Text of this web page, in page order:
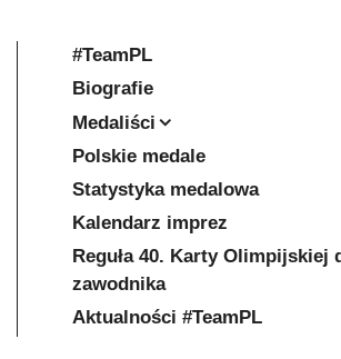
#TeamPL
Biografie
Medaliści
Polskie medale
Statystyka medalowa
Kalendarz imprez
Reguła 40. Karty Olimpijskiej
zawodnika
Aktualności #TeamPL